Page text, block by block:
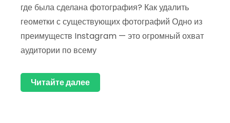
где была сделана фотография? Как удалить
геометки с существующих фотографий Одно из
преимуществ Instagram — это огромный охват
аудитории по всему
Читайте далее